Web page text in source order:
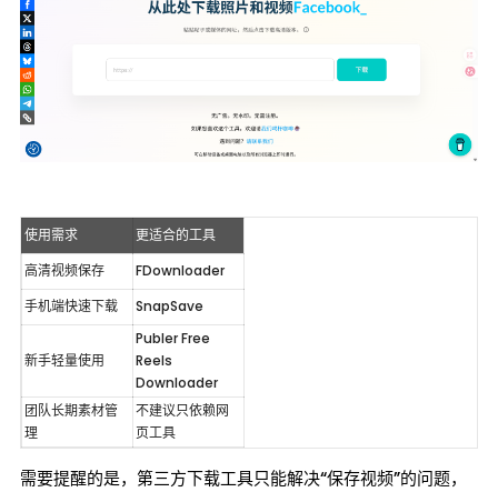
使用需求
更适合的工具
高清视频保存
FDownloader
手机端快速下载
SnapSave
新手轻量使用
Publer Free
Reels
Downloader
团队长期素材管
理
不建议只依赖网
页工具
需要提醒的是，第三方下载工具只能解决“保存视频”的问题，